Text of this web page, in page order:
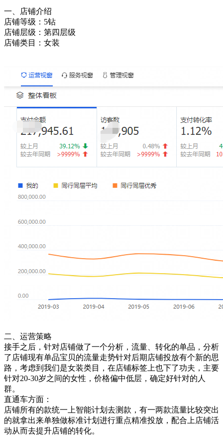
一、店铺介绍
店铺等级：5钻
店铺层级：第四层级
店铺类目：女装
二、运营策略
接手之后，针对店铺做了一个分析，流量、转化的单品，分析
了店铺现有单品宝贝的流量走势针对后期店铺投放有个新的思
路，考虑到我们是女装类目，在店铺标签上也下了功夫，主要
针对20-30岁之间的女性，价格偏中低层，确定好针对的人
群。
直通车方面：
店铺所有的款统一上智能计划去测款，有一两款流量比较突出
的就拿出来单独做标准计划进行重点精准投放，配合上店铺活
动从而去提升店铺的转化。